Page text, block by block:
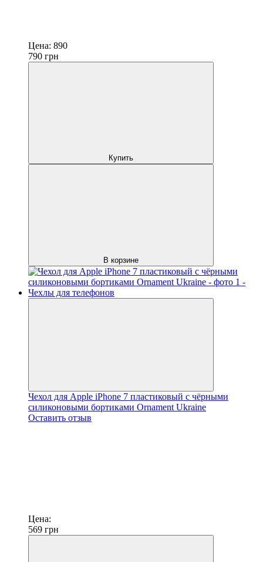
Цена: 890
790 грн
Купить
В корзине
Чехол для Apple iPhone 7 пластиковый с чёрными
силиконовыми бортиками Ornament Ukraine
Оставить отзыв
Цена:
569 грн